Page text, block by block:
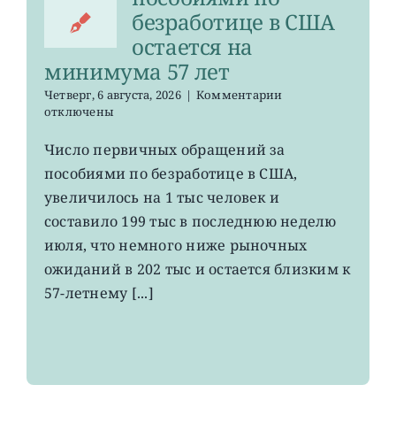
безработице в США
остается на
минимума 57 лет
Четверг, 6 августа, 2026 | Комментариик
первичных
за
безработице
в
остается
отключены
Число первичных обращений за
пособиями по безработице в США,
увеличилось на 1 тыс человек и
составило 199 тыс в последнюю неделю
июля, что немного ниже рыночных
ожиданий в 202 тыс и остается близким к
57-летнему [...]